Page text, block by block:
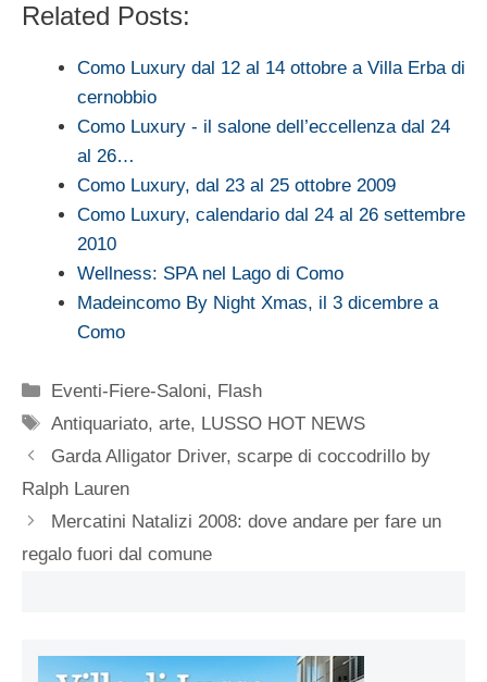
Related Posts:
Como Luxury dal 12 al 14 ottobre a Villa Erba di
cernobbio
Como Luxury - il salone dell’eccellenza dal 24
al 26…
Como Luxury, dal 23 al 25 ottobre 2009
Como Luxury, calendario dal 24 al 26 settembre
2010
Wellness: SPA nel Lago di Como
Madeincomo By Night Xmas, il 3 dicembre a
Como
Categorie
Eventi-Fiere-Saloni, Flash
Tag
Antiquariato,arte, LUSSO HOT NEWS
Garda Alligator Driver, scarpe di coccodrillo by
Ralph Lauren
Mercatini Natalizi 2008: dove andare per fare un
regalo fuori dal comune